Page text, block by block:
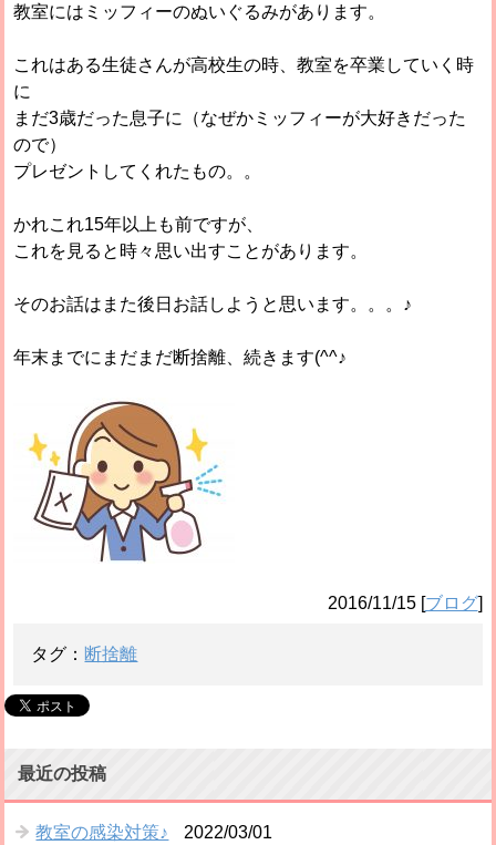
教室にはミッフィーのぬいぐるみがあります。
これはある生徒さんが高校生の時、教室を卒業していく時
に
まだ3歳だった息子に（なぜかミッフィーが大好きだった
ので）
プレゼントしてくれたもの。。
かれこれ15年以上も前ですが、
これを見ると時々思い出すことがあります。
そのお話はまた後日お話しようと思います。。。♪
年末までにまだまだ断捨離、続きます(^^♪
2016/11/15[ブログ]
タグ： 断捨離
最近の投稿
教室の感染対策♪ 2022/03/01